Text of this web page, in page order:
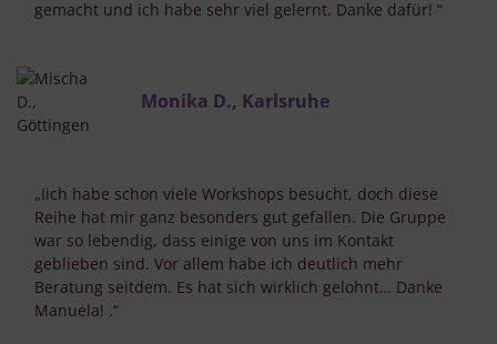
gemacht und ich habe sehr viel gelernt. Danke dafür! “
Monika D., Karlsruhe
„Iich habe schon viele Workshops besucht, doch diese
Reihe hat mir ganz besonders gut gefallen. Die Gruppe
war so lebendig, dass einige von uns im Kontakt
geblieben sind. Vor allem habe ich deutlich mehr
Beratung seitdem. Es hat sich wirklich gelohnt… Danke
Manuela! .“